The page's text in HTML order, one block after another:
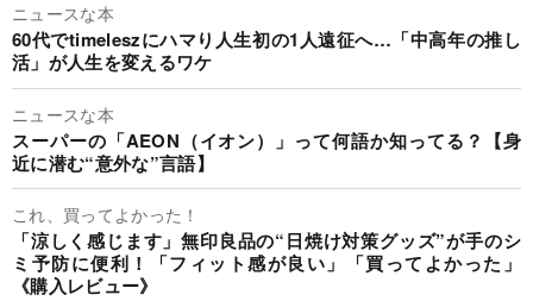
ニュースな本
60代でtimeleszにハマり人生初の1人遠征へ…「中高年の推し
活」が人生を変えるワケ
ニュースな本
スーパーの「AEON（イオン）」って何語か知ってる？【身
近に潜む“意外な”言語】
これ、買ってよかった！
「涼しく感じます」無印良品の“日焼け対策グッズ”が手のシ
ミ予防に便利！「フィット感が良い」「買ってよかった」
《購入レビュー》